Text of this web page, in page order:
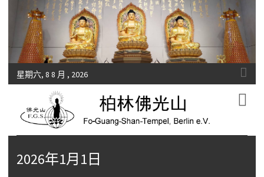
星期六, 8 8 月 , 2026
Fo-Guang-Shan-Tempel, Berlin e.V.
2026年1月1日